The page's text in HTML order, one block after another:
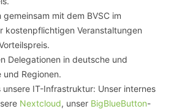
mit dem BVSC im
kostenpflichtigen Veranstaltungen
Delegationen in deutsche und
Regionen.
unsere IT-Infrastruktur: Unser internes
Nextcloud, unser BigBlueButton-